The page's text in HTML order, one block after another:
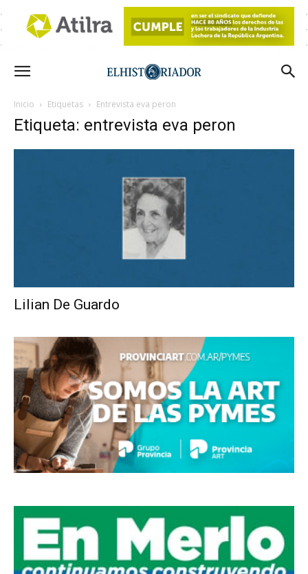
Inicio Etiquetas Entrevista eva peron
Etiqueta: entrevista eva peron
Lilian De Guardo